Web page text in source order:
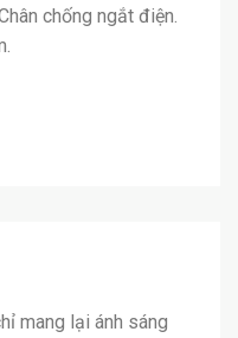
mang lại ánh sáng
chống ngắt điện.